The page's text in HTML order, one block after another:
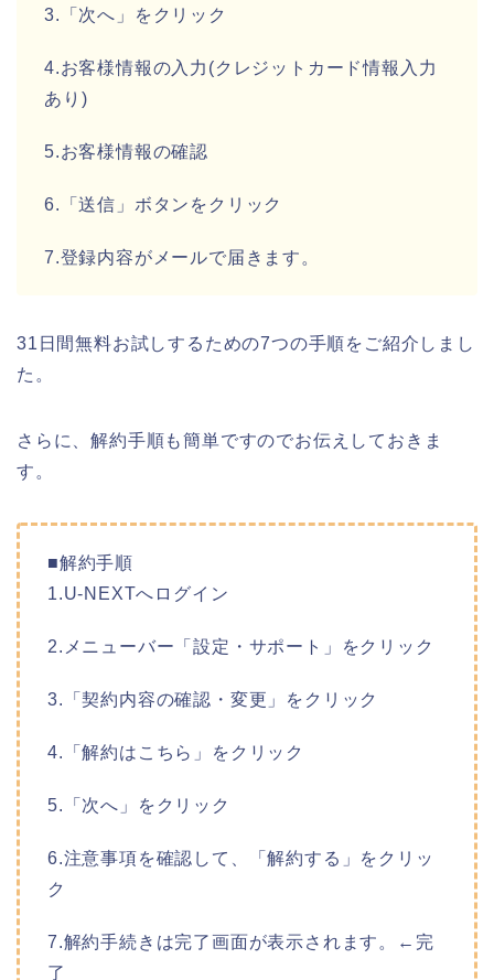
3.「次へ」をクリック
4.お客様情報の入力(クレジットカード情報入力
あり)
5.お客様情報の確認
6.「送信」ボタンをクリック
7.登録内容がメールで届きます。
31日間無料お試しするための7つの手順をご紹介しまし
た。
さらに、解約手順も簡単ですのでお伝えしておきま
す。
■解約手順
1.U-NEXTへログイン
2.メニューバー「設定・サポート」をクリック
3.「契約内容の確認・変更」をクリック
4.「解約はこちら」をクリック
5.「次へ」をクリック
6.注意事項を確認して、「解約する」をクリッ
ク
7.解約手続きは完了画面が表示されます。←完
了